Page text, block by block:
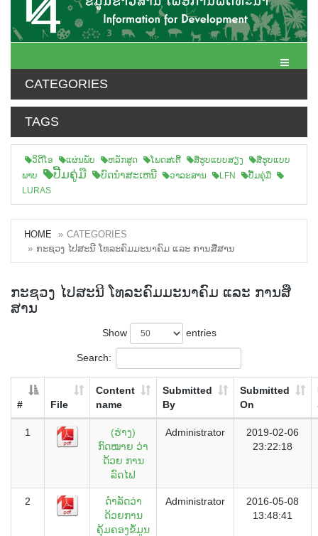
Toggle
CATEGORIES
TAGS
ວິດີໂອ ແຜ່ນພັບ ຫລັກສູດ ໂພດສເຕີ້ ສືຮູບແບບສຽງ
ສື່ຮູບແບບ
ພາບ
ປື້ມຄູ່ມື ບົດນຳສະເຫນີ ວາລະສານ LFN
ປື້ມຄູ່ມື
LURAS
HOME
CATEGORIES
ກະຊວງ ໄປສະນີ ໂທລະຄົມມະນາຄົມ ແລະ ການສື່ສານ
ກະຊວງ ໄປສະນີ ໂທລະຄົມມະນາຄົມ ແລະ ການສື່
ສານ
Show entries
Search:
# File
Content
name
Submitted
By
Submitted
On
1
(ຮ່າງ)
ກົດໝາຍ ວ່າ
ດ້ວຍ ການ
ລົດໄຟ
Administrator
2019-02-06
23:22:18
2
ດຳລັດວ່າ
ດ້ວຍການ
ຄຸ້ມຄອງຂໍ້ມູນ
Administrator
2016-05-08
13:48:41